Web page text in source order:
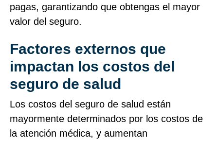
pagas, garantizando que obtengas el mayor
valor del seguro.
Factores externos que
impactan los costos del
seguro de salud
Los costos del seguro de salud están
mayormente determinados por los costos de
la atención médica, y aumentan